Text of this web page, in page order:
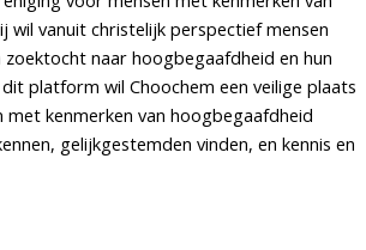
wil vanuit christelijk perspectief mensen
naar hoogbegaafdheid en hun
platform wil Choochem een veilige plaats
met kenmerken van hoogbegaafdheid
gelijkgestemden vinden, en kennis en